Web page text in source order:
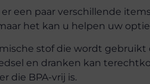
een paar verschillende
het kan u helpen uw
stof die wordt
en dranken kan
die BPA-vrij is.